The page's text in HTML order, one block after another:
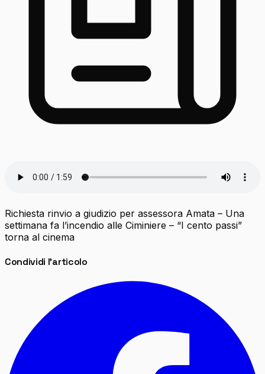
Richiesta rinvio a giudizio per assessora Amata – Una
settimana fa l’incendio alle Ciminiere – “I cento passi”
torna al cinema
Condividi l'articolo